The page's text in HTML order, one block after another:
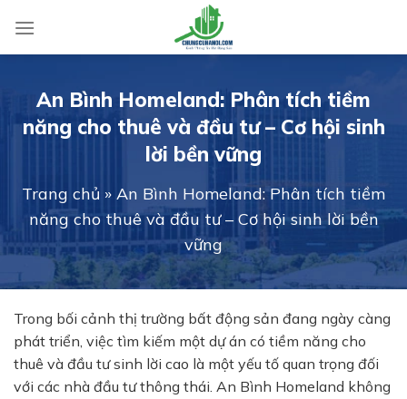
content
An Bình Homeland: Phân tích tiềm
năng cho thuê và đầu tư – Cơ hội sinh
lời bền vững
Trang chủ » An Bình Homeland: Phân tích tiềm
năng cho thuê và đầu tư – Cơ hội sinh lời bền
vững
Trong bối cảnh thị trường bất động sản đang ngày càng
phát triển, việc tìm kiếm một dự án có tiềm năng cho
thuê và đầu tư sinh lời cao là một yếu tố quan trọng đối
với các nhà đầu tư thông thái. An Bình Homeland không